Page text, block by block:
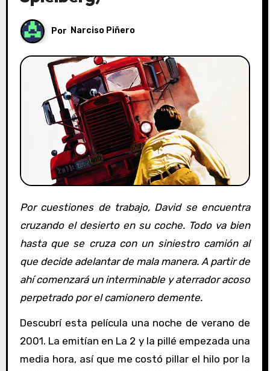
Por Narciso Piñero
Por cuestiones de trabajo, David se encuentra
cruzando el desierto en su coche. Todo va bien
hasta que se cruza con un siniestro camión al
que decide adelantar de mala manera. A partir de
ahí comenzará un interminable y aterrador acoso
perpetrado por el camionero demente.
Descubrí esta película una noche de verano de
2001. La emitían en La 2 y la pillé empezada una
media hora, así que me costó pillar el hilo por la